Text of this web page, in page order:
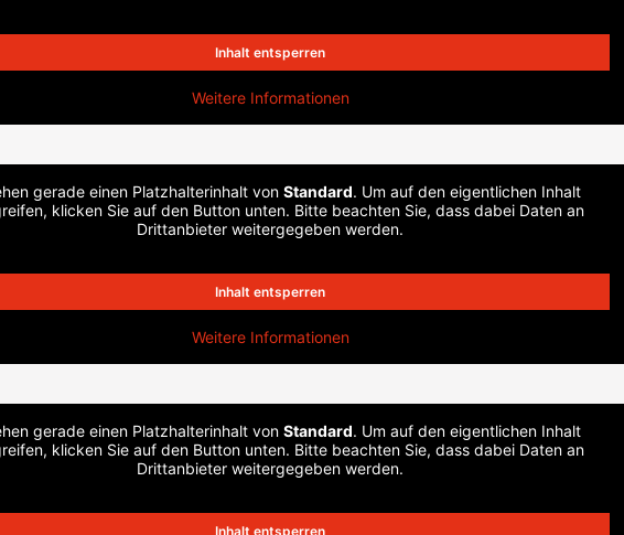
Inhalt entsperren
Weitere Informationen
gerade einen Platzhalterinhalt von Standard. Um auf den eigentlichen Inhalt
klicken Sie auf den Button unten. Bitte beachten Sie, dass dabei Daten an
Drittanbieter weitergegeben werden.
Inhalt entsperren
Weitere Informationen
gerade einen Platzhalterinhalt von Standard. Um auf den eigentlichen Inhalt
klicken Sie auf den Button unten. Bitte beachten Sie, dass dabei Daten an
Drittanbieter weitergegeben werden.
Inhalt entsperren